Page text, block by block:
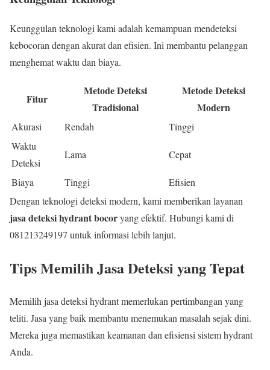
Keunggulan teknologi kami adalah kemampuan mendeteksi
kebocoran dengan akurat dan efisien. Ini membantu pelanggan
menghemat waktu dan biaya.
Fitur
Metode Deteksi
Tradisional
Metode Deteksi
Modern
Akurasi Rendah
Tinggi
Waktu
Deteksi
Lama Cepat
Biaya Tinggi
Efisien
Dengan teknologi deteksi modern, kami memberikan layanan
jasa deteksi hydrant bocoryang efektif. Hubungi kami di
081213249197 untuk informasi lebih lanjut.
Tips Memilih Jasa Deteksi yang Tepat
Memilih jasa deteksi hydrant memerlukan pertimbangan yang
teliti. Jasa yang baik membantu menemukan masalah sejak dini.
Mereka juga memastikan keamanan dan efisiensi sistem hydrant
Anda.